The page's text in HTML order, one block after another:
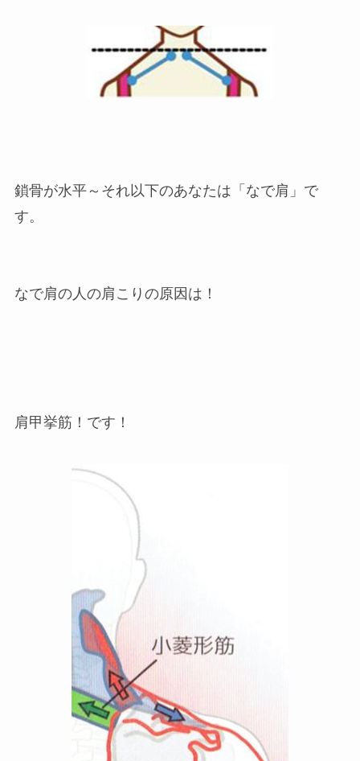
鎖骨が水平～それ以下のあなたは「なで肩」で
す。
なで肩の人の肩こりの原因は！
肩甲挙筋！です！